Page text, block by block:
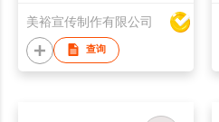
美裕宣传制作有限公司
查询